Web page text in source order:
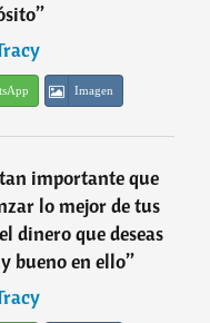
”
Imagen
importante que
lo mejor de tus
dinero que deseas
bueno en ello”